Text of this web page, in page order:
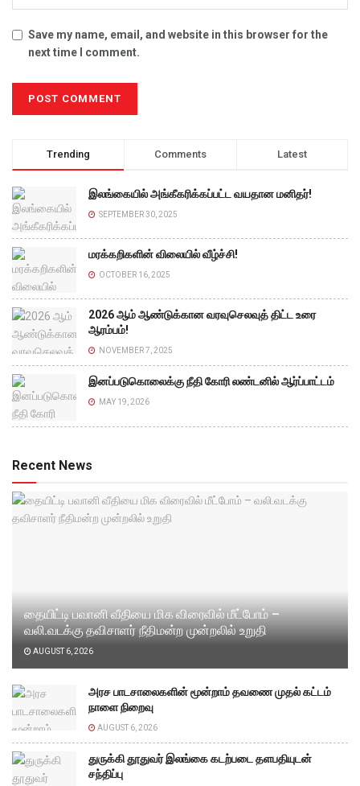
Save my name, email, and website in this browser for the
next time I comment.
Trending Comments Latest
இலங்கையில் அங்கீகரிக்கப்பட்ட வயதான மனிதர்!
SEPTEMBER 30, 2025
மரக்கறிகளின் விலையில் வீழ்ச்சி!
OCTOBER 16, 2025
2026 ஆம் ஆண்டுக்கான வரவுசெலவுத் திட்ட உரை
ஆரம்பம்!
NOVEMBER 7, 2025
இனப்படுகொலைக்கு நீதி கோரி லண்டனில் ஆர்ப்பாட்டம்
MAY 19, 2026
Recent News
தையிட்டி பவானி வீதியை மிக விரைவில் மீட்போம் –
வலி.வடக்கு தவிசாளர் நீதிமன்ற முன்றலில் உறுதி
AUGUST 6, 2026
அரச பாடசாலைகளின் மூன்றாம் தவணை முதல் கட்டம்
நாளை நிறைவு
AUGUST 6, 2026
துருக்கி தூதுவர் இலங்கை கடற்படை தளபதியுடன்
சந்திப்பு